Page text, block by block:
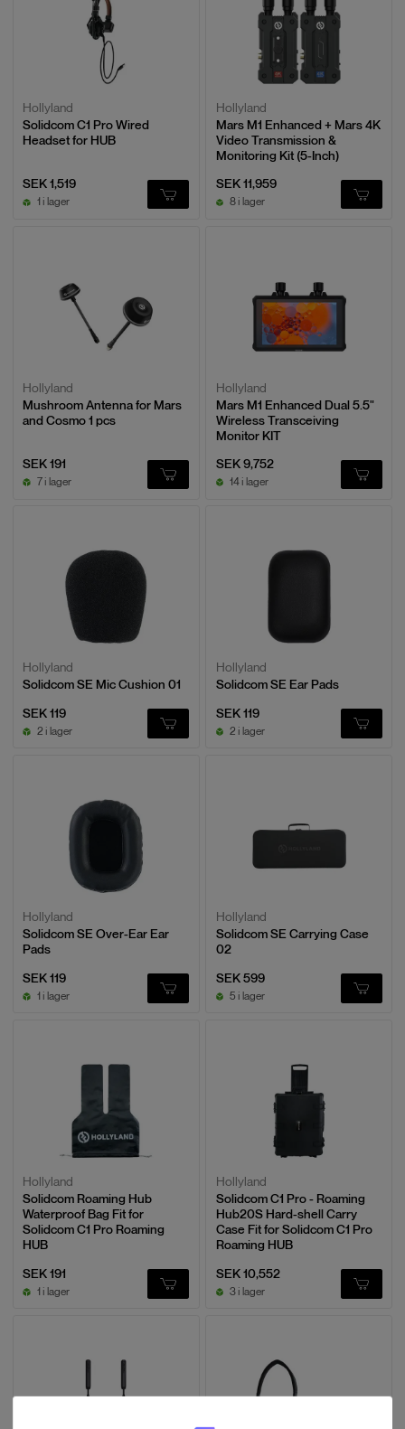
Hollyland
Solidcom C1 Pro Wired
Headset for HUB
SEK 1,519
1 i lager
Hollyland
Mars M1 Enhanced + Mars 4K
Video Transmission &
Monitoring Kit (5-Inch)
SEK 11,959
8 i lager
Hollyland
Mushroom Antenna for Mars
and Cosmo 1 pcs
SEK 191
7 i lager
Hollyland
Mars M1 Enhanced Dual 5.5"
Wireless Transceiving
Monitor KIT
SEK 9,752
14 i lager
Hollyland
Solidcom SE Mic Cushion 01
SEK 119
2 i lager
Hollyland
Solidcom SE Ear Pads
SEK 119
2 i lager
Hollyland
Solidcom SE Over-Ear Ear
Pads
SEK 119
1 i lager
Hollyland
Solidcom SE Carrying Case
02
SEK 599
5 i lager
Hollyland
Solidcom Roaming Hub
Waterproof Bag Fit for
Solidcom C1 Pro Roaming
HUB
SEK 191
1 i lager
Hollyland
Solidcom C1 Pro - Roaming
Hub20S Hard-shell Carry
Case Fit for Solidcom C1 Pro
Roaming HUB
SEK 10,552
3 i lager